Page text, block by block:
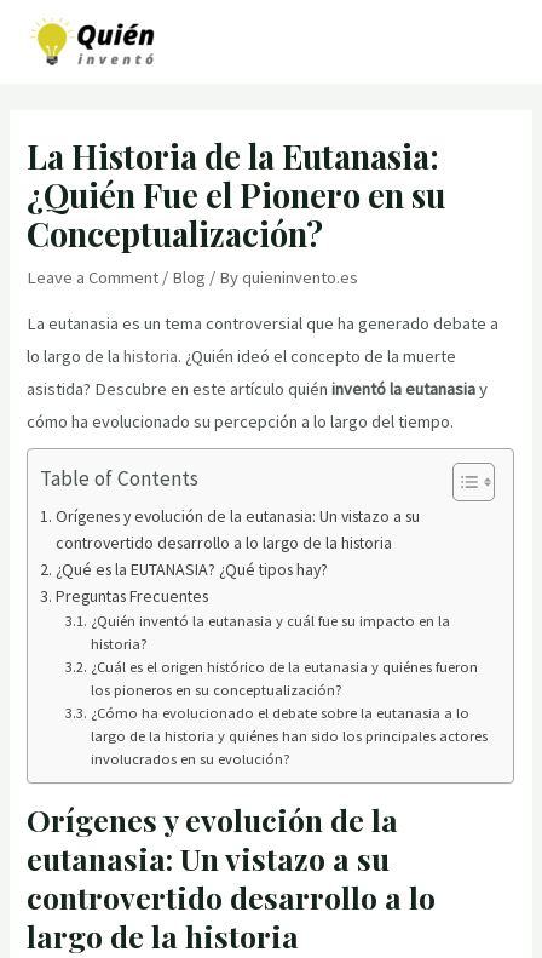
La Historia de la Eutanasia:
¿Quién Fue el Pionero en su
Conceptualización?
Leave a Comment / Blog / Byquieninvento.es
La eutanasia es un tema controversial que ha generado debate a
lo largo de lahistoria. ¿Quién ideó el concepto de la muerte
asistida? Descubre en este artículo quiéninventó la eutanasiay
cómo ha evolucionado su percepción a lo largo del tiempo.
Table of Contents
Orígenes y evolución de la eutanasia: Un vistazo a su
controvertido desarrollo a lo largo de la historia
¿Qué es la EUTANASIA? ¿Qué tipos hay?
Preguntas Frecuentes
¿Quién inventó la eutanasia y cuál fue su impacto en la
historia?
¿Cuál es el origen histórico de la eutanasia y quiénes fueron
los pioneros en su conceptualización?
¿Cómo ha evolucionado el debate sobre la eutanasia a lo
largo de la historia y quiénes han sido los principales actores
involucrados en su evolución?
Orígenes y evolución de la
eutanasia: Un vistazo a su
controvertido desarrollo a lo
largo de la historia